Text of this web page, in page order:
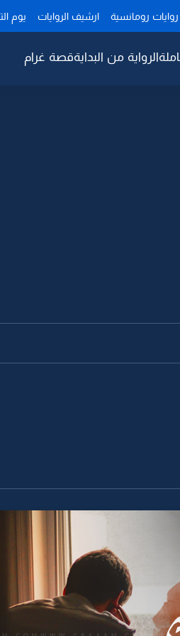
روايات رومانسية ارشيف الروايات يوم
الرواية من البدايةقصة غرام